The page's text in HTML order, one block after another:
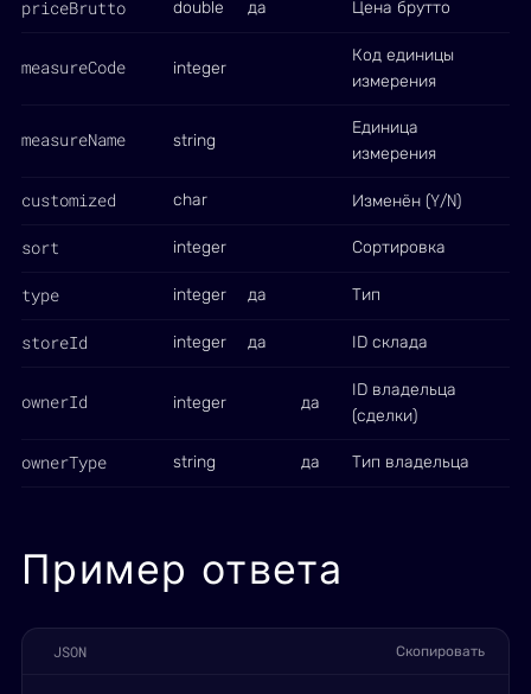
priceBrutto double да Цена брутто
measureCode integer
Код единицы
измерения
measureName string
Единица
измерения
customized char Изменён (Y/N)
sort integer Сортировка
type integer да Тип
storeId integer да ID склада
ownerId integer да
ID владельца
(сделки)
ownerType string да Тип владельца
Пример ответа
JSON Скопировать